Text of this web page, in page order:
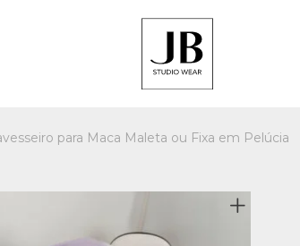
para Maca Maleta ou Fixa em Pelúcia